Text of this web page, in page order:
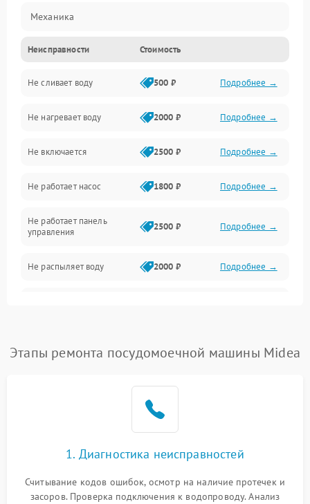
Механика
Управление
Электропитание
Датчики
Нагрев
Вода
Гигиена
Программное обеспечение
Неисправности Стоимость
Не сливает воду 500 ₽ Подробнее →
Не нагревает воду 2000 ₽ Подробнее →
Не включается 2500 ₽ Подробнее →
Не работает насос 1800 ₽ Подробнее →
Не работает панель
управления
2500 ₽ Подробнее →
Не распыляет воду 2000 ₽ Подробнее →
воды
1800 ₽ Подробнее →
Проблемы с
Этапы ремонта посудомоечной машины Midea
1. Диагностика неисправностей
Считывание кодов ошибок, осмотр на наличие протечек и
засоров. Проверка подключения к водопроводу. Анализ